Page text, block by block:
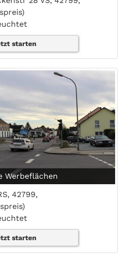
starten
Werbeflächen
42799,
starten